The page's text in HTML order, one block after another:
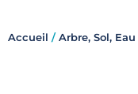
Accueil / Arbre, Sol, Eau